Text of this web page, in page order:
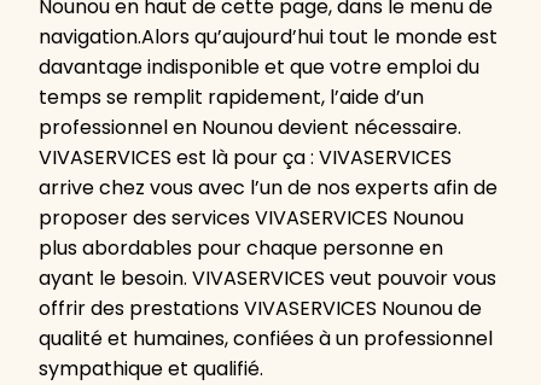
Nounou en haut de cette page, dans le menu de
navigation.Alors qu’aujourd’hui tout le monde est
davantage indisponible et que votre emploi du
temps se remplit rapidement, l’aide d’un
professionnel en Nounou devient nécessaire.
VIVASERVICES est là pour ça : VIVASERVICES
arrive chez vous avec l’un de nos experts afin de
proposer des services VIVASERVICES Nounou
plus abordables pour chaque personne en
ayant le besoin. VIVASERVICES veut pouvoir vous
offrir des prestations VIVASERVICES Nounou de
qualité et humaines, confiées à un professionnel
sympathique et qualifié.